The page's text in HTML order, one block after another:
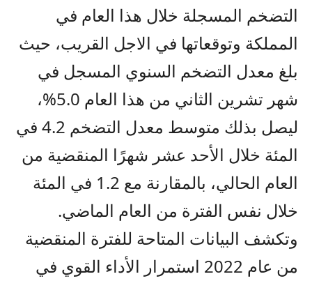
التضخم المسجلة خلال هذا العام في
المملكة وتوقعاتها في الاجل القريب، حيث
بلغ معدل التضخم السنوي المسجل في
شهر تشرين الثاني من هذا العام 5.0%،
ليصل بذلك متوسط معدل التضخم 4.2 في
المئة خلال الأحد عشر شهرًا المنقضية من
العام الحالي، بالمقارنة مع 1.2 في المئة
خلال نفس الفترة من العام الماضي.
وتكشف البيانات المتاحة للفترة المنقضية
من عام 2022 استمرار الأداء القوي في